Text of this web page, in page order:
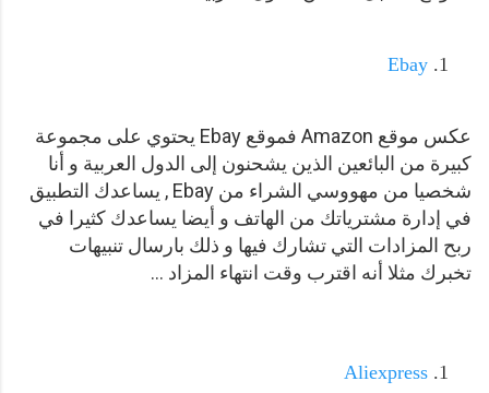
Ebay
عكس موقع Amazon فموقع Ebay يحتوي على مجموعة
كبيرة من البائعين الذين يشحنون إلى الدول العربية و أنا
شخصيا من مهووسي الشراء من Ebay , يساعدك التطبيق
في إدارة مشترياتك من الهاتف و أيضا يساعدك كثيرا في
ربح المزادات التي تشارك فيها و ذلك بارسال تنبيهات
تخبرك مثلا أنه اقترب وقت انتهاء المزاد ...
Aliexpress